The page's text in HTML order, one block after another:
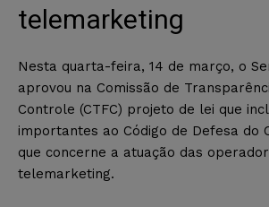
telemarketing
Nesta quarta-feira, 14 de março, o
aprovou na Comissão de
Controle (CTFC) projeto de lei que
importantes ao Código de Defesa do
que concerne a atuação das
telemarketing.